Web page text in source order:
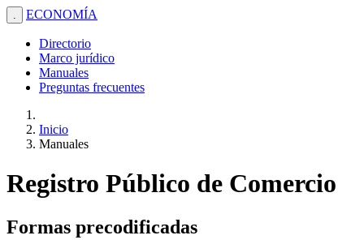
. ECONOMÍA
Directorio
Marco jurídico
Manuales
Preguntas frecuentes
Inicio
Manuales
Registro Público de Comercio
Formas precodificadas